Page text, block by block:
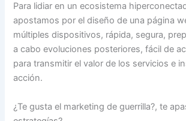
Para lidiar en un ecosistema
apostamos por el diseño de una página
múltiples dispositivos, rápida, segura,
a cabo evoluciones posteriores, fácil de
para transmitir el valor de los servicios e
acción.
¿Te gusta el marketing de guerrilla?, te